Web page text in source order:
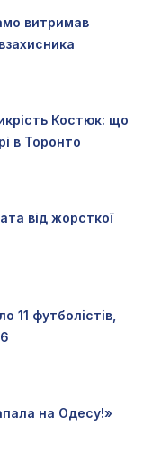
витримав
Костюк: що
в Торонто
від жорсткої
11 футболістів,
на Одесу!»